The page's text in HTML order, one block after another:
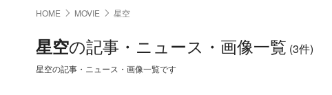
HOME MOVIE 星空
星空の記事・ニュース・画像一覧 (3件)
星空の記事・ニュース・画像一覧です